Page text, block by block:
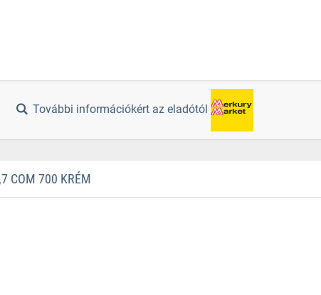
További információkért az eladótól
COM 700 KRÉM